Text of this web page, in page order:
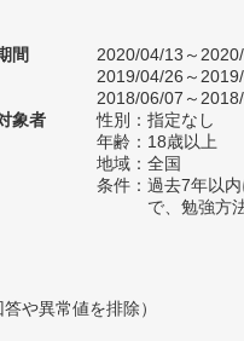
間
2020/04/13～
2019/04/26～
2018/06/07～
象者
性別：指定なし
年齢：18歳以上
地域：全国
条件：過去7年以
で、勉強方
や異常値を排除）